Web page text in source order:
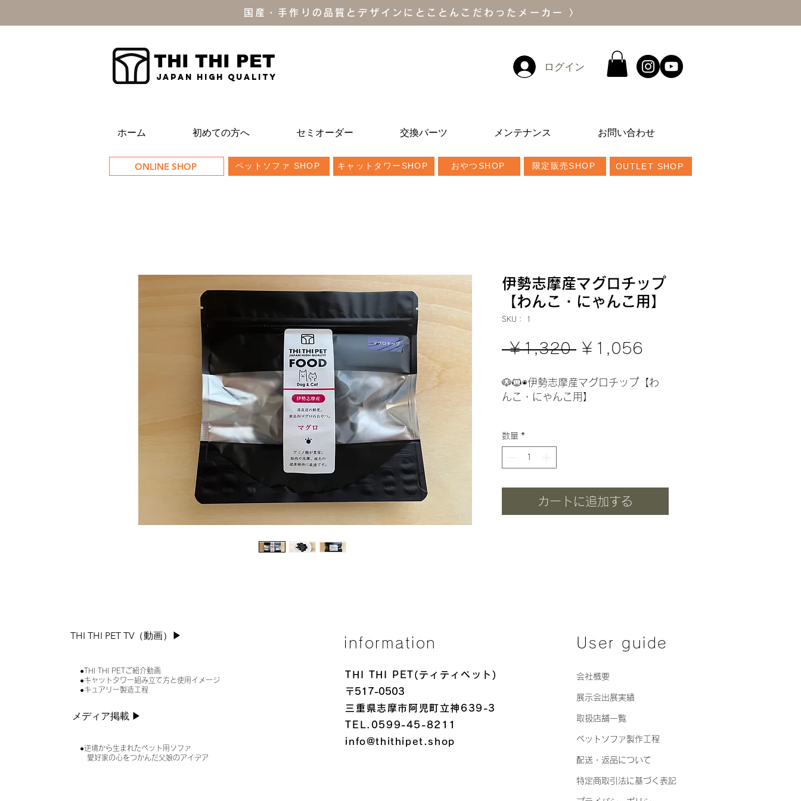
国産・手作りの品質とデザインにとことんこだわったメーカー 〉
THI THI PET
JAPAN high quality
ログイン
ホーム 初めての方へ セミオーダー 交換パーツ メンテナンス お問い合わせ
ONLINE SHOP ペットソファ SHOP キャットタワーSHOP おやつSHOP 限定販売SHOP OUTLET SHOP
伊勢志摩産マグロチップ
【わんこ・にゃんこ用】
SKU： 1
￥1,320 通
常
￥1,056
ー
🐶🐱◉伊勢志摩産マグロチップ【わ
んこ・にゃんこ用】
DHAやEPAなどオメガ3脂肪酸を含
み健康的な食材です。
成分 含有量 意味・特徴
高タンパク。血合い部分は筋肉質
血予防・免疫力維持に◎
可溶無窒素物（炭水化物など）
く、低糖質。消化しやすく体にやさ
311kcal/100g 高タンパクでも
低脂肪なので、体重管理中のペット
◉ 血合い部分の「いいところ」
血合いは魚の中でも特に栄養価が高
数量 *
カートに追加する
THI THI PET TV（動画）▶︎
●THI THI PETご紹介動画
●キャットタワー組み立て方と使用イメージ
●キュアリー製造工程
メディア掲載 ▶︎
●逆境から生まれたペット用ソファ
愛好家の心をつかんだ父娘のアイデア
information
THI THI PET(ティティペット)
〒517-0503
三重県志摩市阿児町立神639-3
TEL.0599-45-8211
info@thithipet.shop
User guide
会社概要
展示会出展実績
取扱店舗一覧
ペットソファ製作工程
配送・返品について
特定商取引法に基づく表記